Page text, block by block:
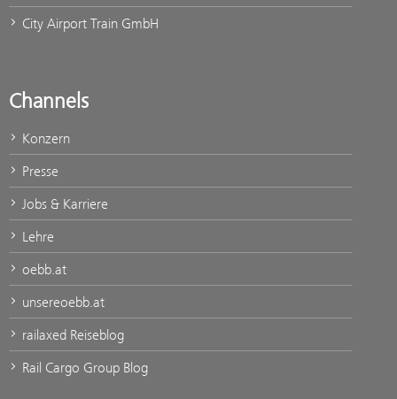
City Airport Train GmbH
Channels
Konzern
Presse
Jobs & Karriere
Lehre
oebb.at
unsereoebb.at
railaxed Reiseblog
Rail Cargo Group Blog